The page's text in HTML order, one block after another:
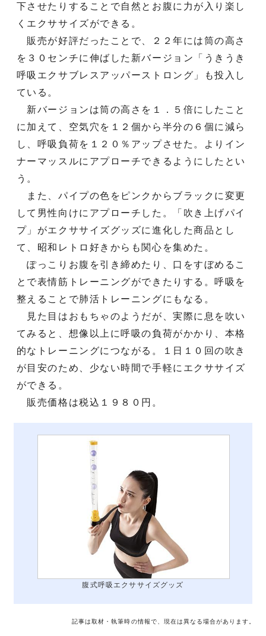
下させたりすることで自然とお腹に力が入り楽し
くエクササイズができる。
販売が好評だったことで、２２年には筒の高さ
を３０センチに伸ばした新バージョン「うきうき
呼吸エクサブレスアッパーストロング」も投入し
ている。
新バージョンは筒の高さを１．５倍にしたこと
に加えて、空気穴を１２個から半分の６個に減ら
し、呼吸負荷を１２０％アップさせた。よりイン
ナーマッスルにアプローチできるようにしたとい
う。
また、パイプの色をピンクからブラックに変更
して男性向けにアプローチした。「吹き上げパイ
プ」がエクササイズグッズに進化した商品とし
て、昭和レトロ好きからも関心を集めた。
ぽっこりお腹を引き締めたり、口をすぼめるこ
とで表情筋トレーニングができたりする。呼吸を
整えることで肺活トレーニングにもなる。
見た目はおもちゃのようだが、実際に息を吹い
てみると、想像以上に呼吸の負荷がかかり、本格
的なトレーニングにつながる。１日１０回の吹き
が目安のため、少ない時間で手軽にエクササイズ
ができる。
販売価格は税込１９８０円。
腹式呼吸エクササイズグッズ
記事は取材・執筆時の情報で、現在は異なる場合があります。